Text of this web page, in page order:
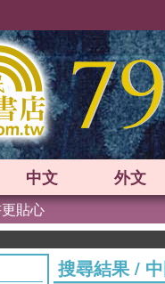
中文 外文
貼心
搜尋結果/